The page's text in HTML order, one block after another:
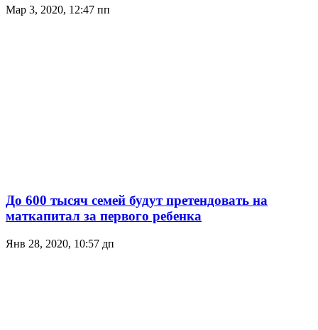
Мар 3, 2020, 12:47 пп
До 600 тысяч семей будут претендовать на
маткапитал за первого ребенка
Янв 28, 2020, 10:57 дп